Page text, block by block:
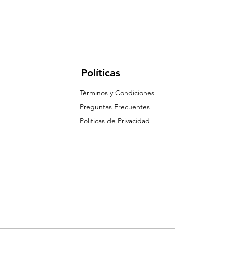
Políticas
Términos y Condiciones
Preguntas Frecuentes
Politicas de Privacidad